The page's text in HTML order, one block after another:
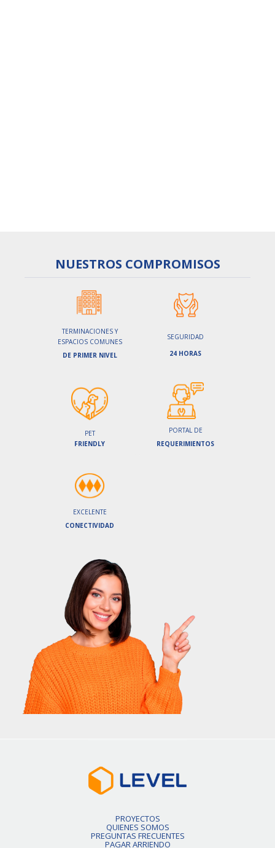
NUESTROS COMPROMISOS
TERMINACIONES Y
ESPACIOS COMUNES
DE PRIMER NIVEL
SEGURIDAD
24 HORAS
PET
FRIENDLY
PORTAL DE
REQUERIMIENTOS
EXCELENTE
CONECTIVIDAD
PROYECTOS
QUIENES SOMOS
PREGUNTAS FRECUENTES
PAGAR ARRIENDO